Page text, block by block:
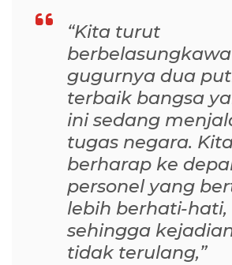
“Kita turut
gugurnya dua
terbaik bangsa
ini sedang
tugas negara.
berharap ke
personel yang
lebih berhati-hati,
sehingga
tidak terulang,”